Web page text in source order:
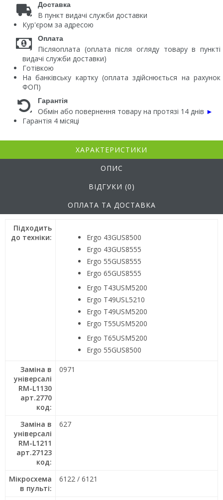
Доставка
В пункт видачі служби доставки
Кур'єром за адресою
Оплата
Післяоплата (оплата після огляду товару в пункті
видачі служби доставки)
Готівкою
На банківську картку (оплата здійснюється на рахунок
ФОП)
Гарантія
Обмін або повернення товару на протязі 14 днів ►
Гарантія 4 місяці
ХАРАКТЕРИСТИКИ
ОПИС
ВІДГУКИ (0)
ОПЛАТА ТА ДОСТАВКА
Підходить
до техніки:
Ergo 43GUS8500
Ergo 43GUS8555
Ergo 55GUS8555
Ergo 65GUS8555
Ergo T43USM5200
Ergo T49USL5210
Ergo T49USM5200
Ergo T55USM5200
Ergo T65USM5200
Ergo 55GUS8500
Заміна в
універсалі
RM-L1130
арт.2770
код:
0971
Заміна в
універсалі
RM-L1211
арт.27123
код:
627
Мікросхема
в пульті:
6122 / 6121